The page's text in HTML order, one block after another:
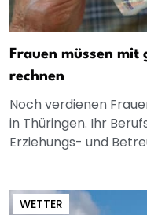
Frauen müssen
rechnen
Noch verdienen
in Thüringen. Ihr
Erziehungs- und
WETTER